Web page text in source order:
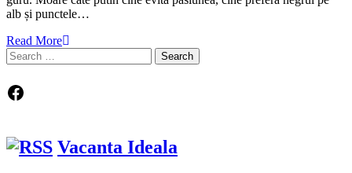
alb și punctele…
Read More
Search
for:
Facebook
Vacanta Ideala